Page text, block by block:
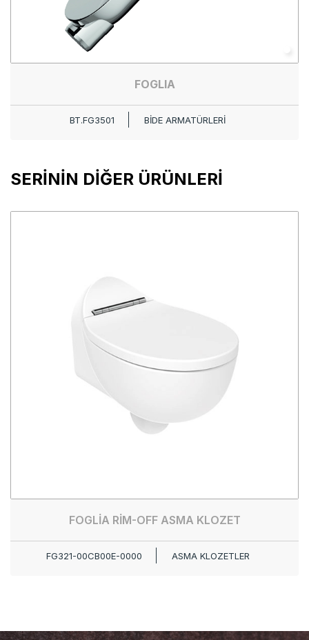
FOGLIA
BT.FG3501 BİDE ARMATÜRLERİ
SERİNİN DİĞER ÜRÜNLERİ
FOGLİA RİM-OFF ASMA KLOZET
FG321-00CB00E-0000 ASMA KLOZETLER